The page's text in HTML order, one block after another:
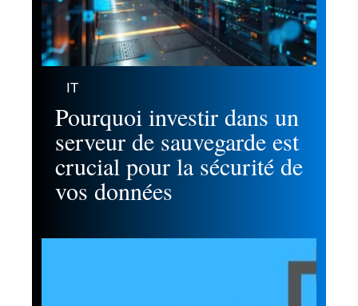
IT
Pourquoi investir dans un
serveur de sauvegarde est
crucial pour la sécurité de
vos données